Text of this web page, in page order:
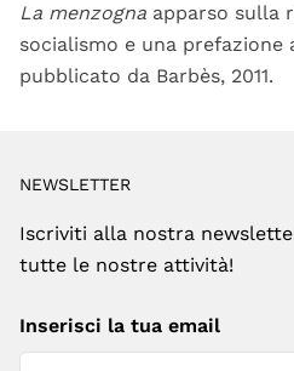
La menzogna apparso sulla
socialismo e una prefazione
pubblicato da Barbès, 2011.
NEWSLETTER
Iscriviti alla nostra
tutte le nostre attività!
Inserisci la tua email